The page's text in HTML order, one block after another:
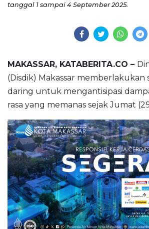
tanggal 1 sampai 4 September 2025.
MAKASSAR, KATABERITA.CO –
(Disdik) Makassar memberlakukan
daring untuk mengantisipasi
rasa yang memanas sejak Jumat